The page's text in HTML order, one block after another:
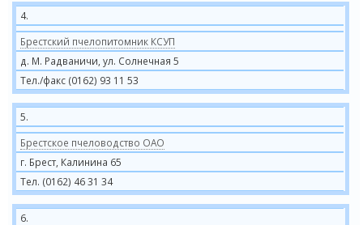
4.
Брестский пчелопитомник КСУП
д. М. Радваничи, ул. Солнечная 5
Тел./факс (0162) 93 11 53
5.
Брестское пчеловодство ОАО
г. Брест, Калинина 65
Тел. (0162) 46 31 34
6.